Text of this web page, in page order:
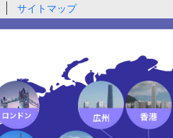
サイトマップ